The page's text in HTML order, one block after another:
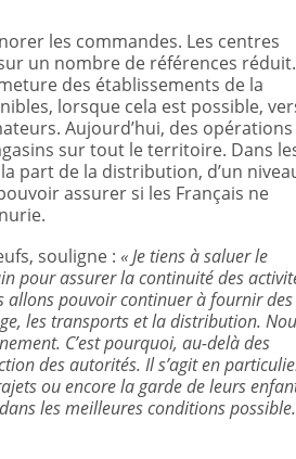
les commandes. Les centres
un nombre de références réduit.
des établissements de la
lorsque cela est possible,
Aujourd’hui, des
sur tout le territoire. Dans
part de la distribution, d’un
assurer si les Français ne
souligne : «Je tiens à saluer le
pour assurer la continuité des
allons pouvoir continuer à fournir des
les transportset la distribution.
C’est pourquoi, au-delà des
des autorités. Il s’agit en
ou encorela garde de leurs
les meilleures conditions possible.